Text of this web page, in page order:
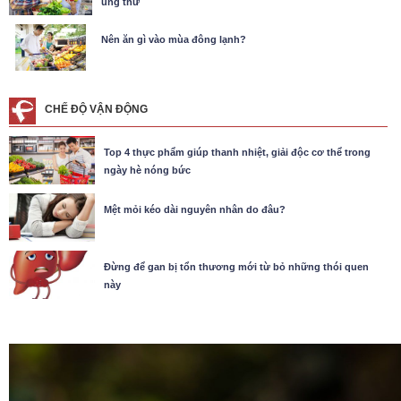
Nên ăn gì vào mùa đông lạnh?
CHẾ ĐỘ VẬN ĐỘNG
Top 4 thực phẩm giúp thanh nhiệt, giải độc cơ thể trong
ngày hè nóng bức
Mệt mỏi kéo dài nguyên nhân do đâu?
Đừng để gan bị tổn thương mới từ bỏ những thói quen
này